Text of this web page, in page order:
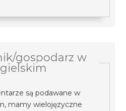
gospodarz w
są podawane w
mamy wielojęzyczne